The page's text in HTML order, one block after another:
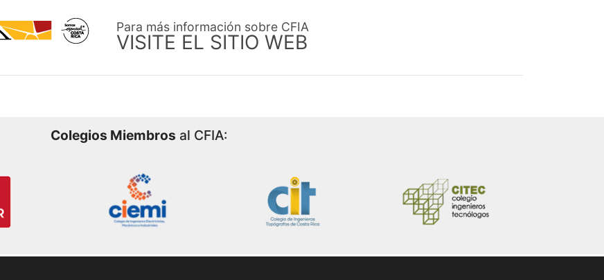
Para más información sobre CFIA
VISITE EL SITIO WEB
Colegios Miembros al CFIA: